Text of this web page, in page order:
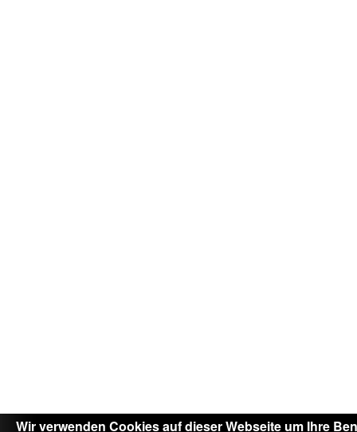
Wir verwenden Cookies auf dieser Webseite um Ihre